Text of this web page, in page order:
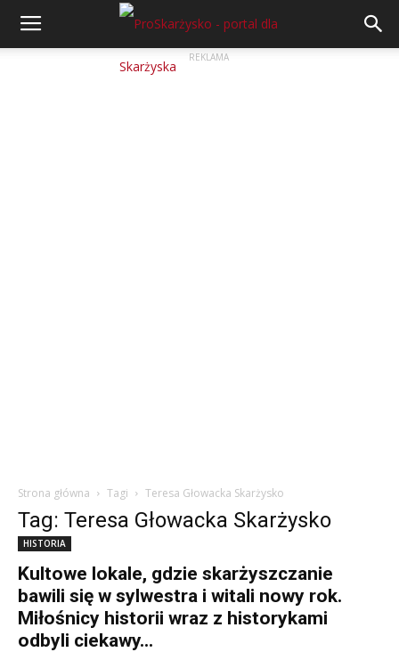
REKLAMA
Strona główna Tagi Teresa Głowacka Skarżysko
Tag: Teresa Głowacka Skarżysko
HISTORIA
Kultowe lokale, gdzie skarżyszczanie
bawili się w sylwestra i witali nowy rok.
Miłośnicy historii wraz z historykami
odbyli ciekawy...